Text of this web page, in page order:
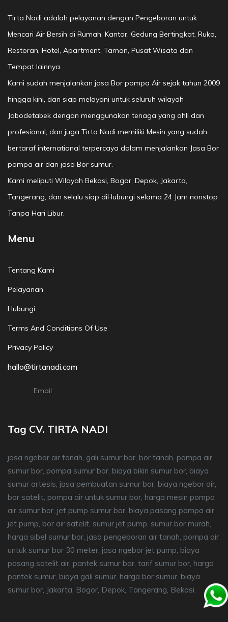
Tirta Nadi adalah pelayanan dengan Pengeboran untuk
Mencari Air Bersih di Rumah, Kantor, Gedung Bertingkat, Ruko,
Restoran, Hotel, Apartment, Taman, Pusat Wisata dan
Tempat lainnya.
Kami sudah menjalankan jasa Bor pompa Air sejak tahun 2009
hingga kini, dan siap melayani untuk seluruh wilayah
Jabodetabek dengan menggunakan tenaga yang ahli dan
profesional, dan juga Tirta Nadi memiliki Mesin yang sudah
bertaraf international terpercaya dalam menjalankan Jasa Bor
pompa air dan jasa Bor sumur.
Kami meliputi Wilayah Bekasi, Bogor, Depok, Jakarta,
Tangerang, dan selalu siap diHubungi selama 24 Jam nonstop
Tanpa Hari Libur.
Menu
Tentang Kami
Pelayanan
Hubungi
Terms And Conditions Of Use
Privacy Policy
hallo@tirtanadi.com
Email
Tag CV. TIRTA NADI
jasa ngebor air tanah, gali sumur bor, bor tanah, pompa air
sumur bor, pompa sumur bor, biaya bikin sumur bor, biaya
sumur artesis, jasa pembuatan sumur bor, biaya ngebor air,
bor satelit, pompa air untuk sumur bor, harga mesin pompa
air sumur bor, jet pump sumur bor, biaya pasang pompa air
jet pump, bor air satelit, sumur jet pump, sumur bor murah,
harga sibel sumur bor, jasa pengeboran air tanah, pompa air
untuk sumur bor 30 meter, jasa ngebor jet pump, biaya
pasang satelit air, pantek sumur bor, tarif sumur bor, harga
pantek sumur, biaya gali sumur, harga bor sumur, biaya
sumur bor, Jakarta, Bogor, Depok, Tangerang, Bekasi.